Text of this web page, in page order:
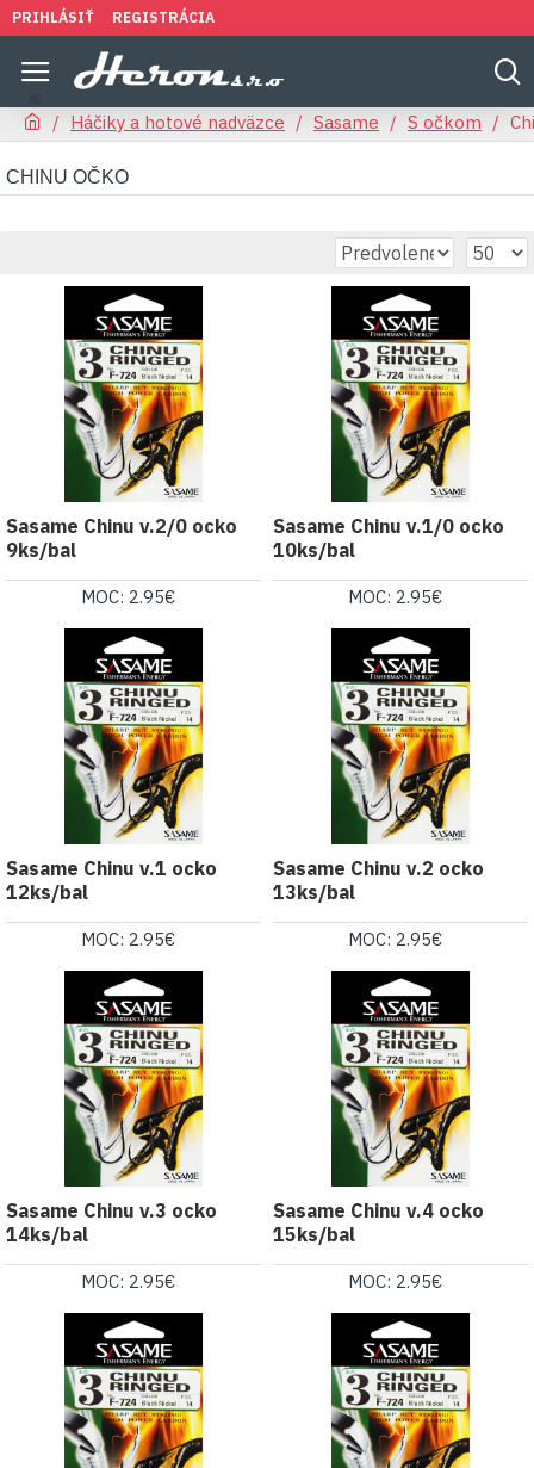
PRIHLÁSIŤ REGISTRÁCIA
Háčiky a hotové nadväzce Sasame S očkom
CHINU OČKO
Sasame Chinu v.2/0 ocko
9ks/bal
MOC: 2.95€
Sasame Chinu v.1/0 ocko
10ks/bal
MOC: 2.95€
Sasame Chinu v.1 ocko
12ks/bal
MOC: 2.95€
Sasame Chinu v.2 ocko
13ks/bal
MOC: 2.95€
Sasame Chinu v.3 ocko
14ks/bal
MOC: 2.95€
Sasame Chinu v.4 ocko
15ks/bal
MOC: 2.95€